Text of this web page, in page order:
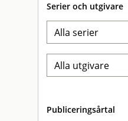
Serier och utgivare
Publiceringsårtal